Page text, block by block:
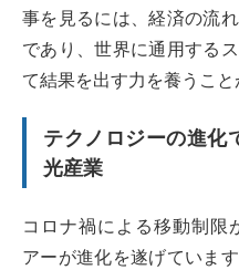
事を見るには、経済の流
であり、世界に通用する
て結果を出す力を養うこと
テクノロジーの進化
光産業
コロナ禍による移動制限
アーが進化を遂げていま